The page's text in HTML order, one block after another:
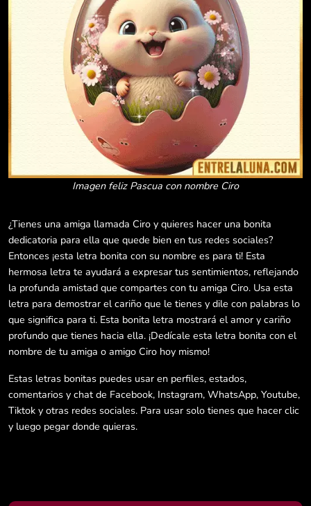
Imagen feliz Pascua con nombre Ciro
¿Tienes una amiga llamada Ciro y quieres hacer una bonita
dedicatoria para ella que quede bien en tus redes sociales?
Entonces ¡esta letra bonita con su nombre es para ti! Esta
hermosa letra te ayudará a expresar tus sentimientos, reflejando
la profunda amistad que compartes con tu amiga Ciro. Usa esta
letra para demostrar el cariño que le tienes y dile con palabras lo
que significa para ti. Esta bonita letra mostrará el amor y cariño
profundo que tienes hacia ella. ¡Dedícale esta letra bonita con el
nombre de tu amiga o amigo Ciro hoy mismo!
Estas letras bonitas puedes usar en perfiles, estados,
comentarios y chat de Facebook, Instagram, WhatsApp, Youtube,
Tiktok y otras redes sociales. Para usar solo tienes que hacer clic
y luego pegar donde quieras.